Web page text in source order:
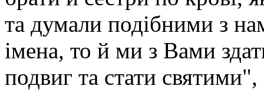
та думали подібними з
імена, то й ми з Вами
подвиг та стати